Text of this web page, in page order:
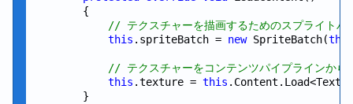
        {
// テクスチャーを描画するためのスプライトバ
this .spriteBatch = new SpriteBatch(this
// テクスチャーをコンテンツパイプラインから
this .texture = this
        }